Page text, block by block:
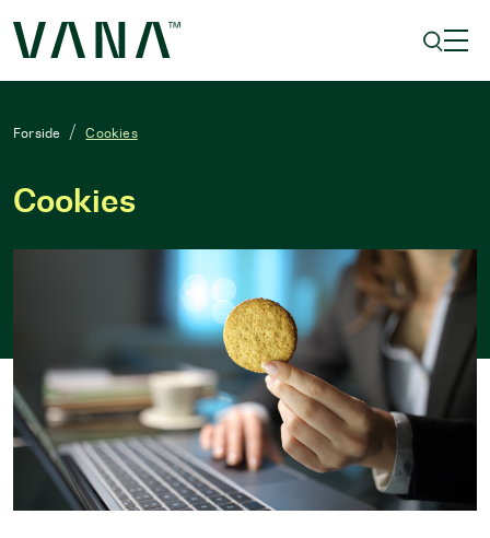
Forside Cookies
Cookies